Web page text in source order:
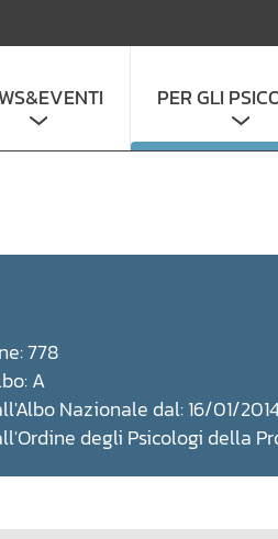
PER GLI
778
A
Nazionale dal: 16/01/
degli Psicologi della